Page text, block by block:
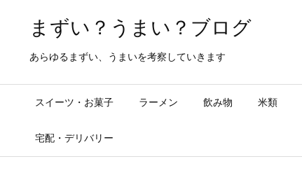
まずい？うまい？ブログ
あらゆるまずい、うまいを考察していきます
スイーツ・お菓子 ラーメン 飲み物 米類
宅配・デリバリー